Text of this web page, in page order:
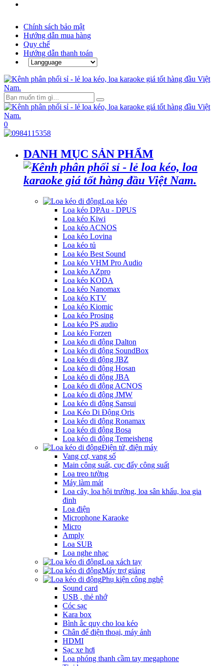
Chính sách bảo mật
Hướng dẫn mua hàng
Quy chế
Hướng dẫn thanh toán
0
DANH MỤC SẢN PHẨM
Loa kéo
Loa kéo DPAu - DPUS
Loa kéo Kiwi
Loa kéo ACNOS
Loa kéo Lovina
Loa kéo tủ
Loa kéo Best Sound
Loa kéo VHM Pro Audio
Loa kéo AZpro
Loa kéo KODA
Loa kéo Nanomax
Loa kéo KTV
Loa kéo Kiomic
Loa kéo Prosing
Loa kéo PS audio
Loa kéo Forzen
Loa kéo di động Dalton
Loa kéo di động SoundBox
Loa kéo di động JBZ
Loa kéo di động Hosan
Loa kéo di động JBA
Loa kéo di động ACNOS
Loa kéo di động JMW
Loa kéo di động Sansui
Loa Kéo Di Động Oris
Loa kéo di động Ronamax
Loa kéo di động Bosa
Loa kéo di động Temeisheng
Điện tử, điện máy
Vang cơ, vang số
Main công suất, cục đẩy công suất
Loa treo tường
Máy làm mát
Loa cây, loa hội trường, loa sân khấu, loa gia
đinh
Loa điện
Microphone Karaoke
Micro
Amply
Loa SUB
Loa nghe nhạc
Loa xách tay
Máy trợ giảng
Phụ kiện công nghệ
Sound card
USB , thẻ nhớ
Cóc sạc
Kara box
Bình ắc quy cho loa kéo
Chân để điện thoại, máy ảnh
HDMI
Sạc xe hơi
Loa phóng thanh cầm tay megaphone